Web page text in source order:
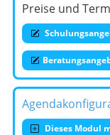
Preise und
Dieses Modul